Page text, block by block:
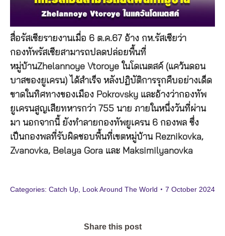
สื่อรัสเซียรายงานเมื่อ 6 ต.ค.67 อ้าง กห.รัสเซียว่า
กองทัพรัสเซียสามารถปลดปล่อยพื้นที่
หมู่บ้านZhelannoye Vtoroye ในโดเนตสค์ (แคว้นดอน
บาสของยูเครน) ได้สำเร็จ หลังปฏิบัติการรุกคืบอย่างเด็ด
ขาดในทิศทางของเมือง Pokrovsky และอ้างว่ากองทัพ
ยูเครนสูญเสียทหารกว่า 755 นาย ภายในหนึ่งวันที่ผ่าน
มา นอกจากนี้ ยังทำลายกองทัพยูเครน 6 กองพล ซึ่ง
เป็นกองพลที่รับผิดชอบพื้นที่เขตหมู่บ้าน Reznikovka,
Zvanovka, Belaya Gora และ Maksimilyanovka
Categories: Catch Up Look Around The World 7 October 2024
Share this post